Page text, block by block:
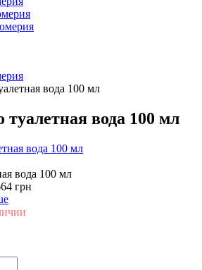
вода 100 мл
туалетная вода 100 мл
вода 100 мл
грн